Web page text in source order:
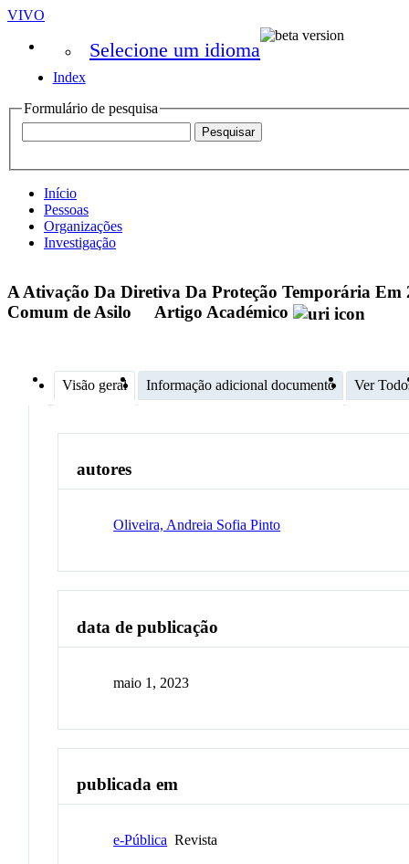
VIVO
Selecione um idioma
Index
Formulário de pesquisa
Início
Pessoas
Organizações
Investigação
A Ativação Da Diretiva Da Proteção Temporária Em
Comum de Asilo
Artigo Académico
Visão geral Informação adicional documento Ver
autores
Oliveira, Andreia Sofia Pinto
data de publicação
maio 1, 2023
publicada em
e-Pública Revista